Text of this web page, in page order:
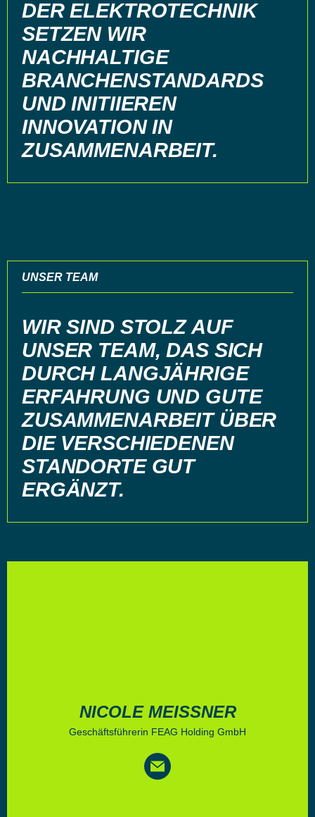
DER ELEKTROTECHNIK
SETZEN WIR
NACHHALTIGE
BRANCHENSTANDARDS
UND INITIIEREN
INNOVATION IN
ZUSAMMENARBEIT.
UNSER TEAM
WIR SIND STOLZ AUF
UNSER TEAM, DAS SICH
DURCH LANGJÄHRIGE
ERFAHRUNG UND GUTE
ZUSAMMENARBEIT ÜBER
DIE VERSCHIEDENEN
STANDORTE GUT
ERGÄNZT.
NICOLE MEISSNER
Geschäftsführerin FEAG Holding GmbH